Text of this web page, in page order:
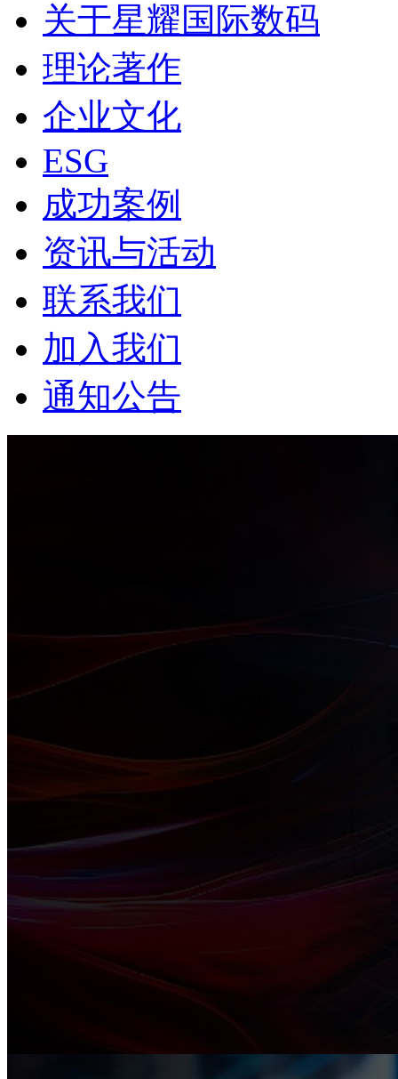
关于星耀国际数码
理论著作
企业文化
ESG
成功案例
资讯与活动
联系我们
加入我们
通知公告